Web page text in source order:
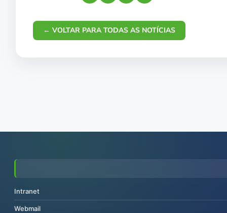
← VOLTAR PARA TODAS AS NOTÍCIAS
Intranet
Webmail